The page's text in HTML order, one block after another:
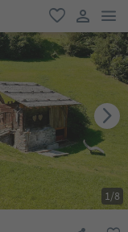
favoriti
user link
1/8